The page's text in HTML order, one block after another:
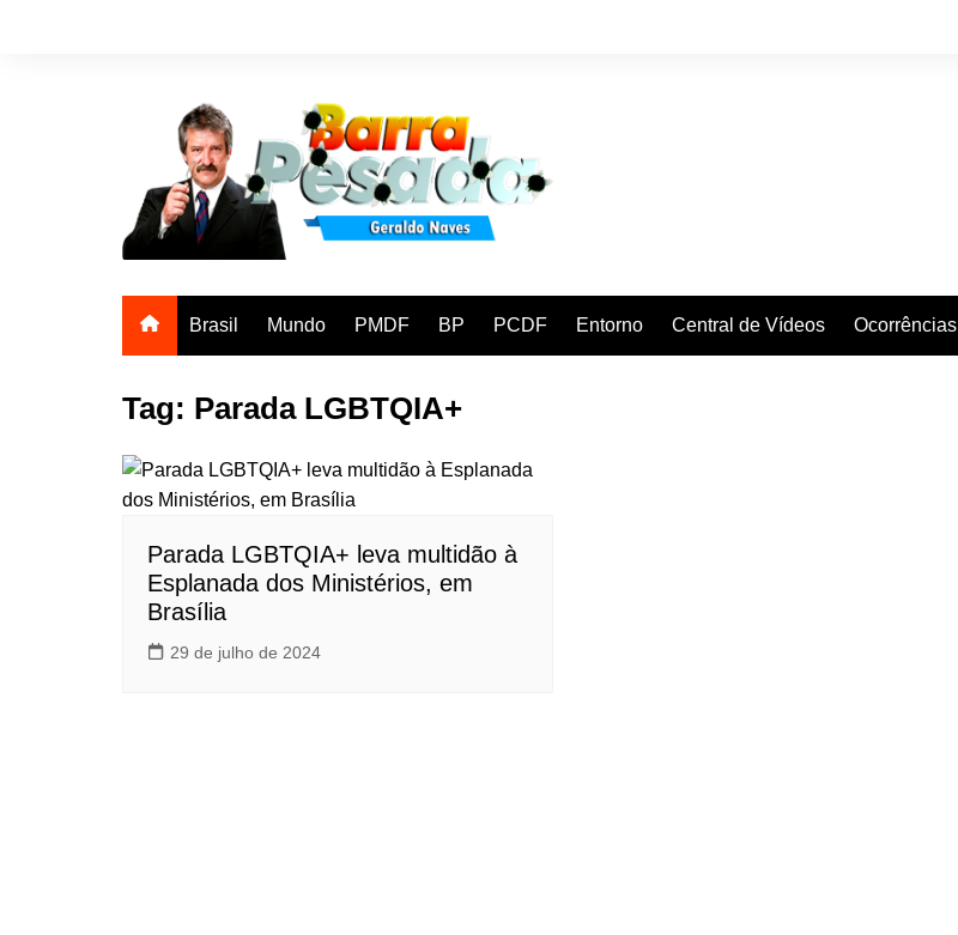
Brasil Mundo PMDF BP PCDF Entorno Central de Vídeos Ocorrências
Tag: Parada LGBTQIA+
Parada LGBTQIA+ leva multidão à
Esplanada dos Ministérios, em
Brasília
29 de julho de 2024